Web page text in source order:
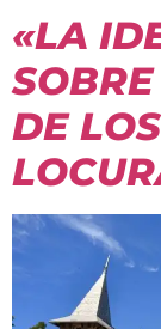
«LA
DE